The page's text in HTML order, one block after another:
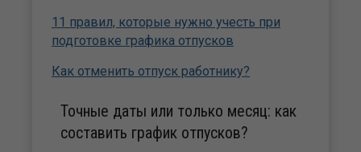
11 правил, которые нужно учесть при
подготовке графика отпусков
Как отменить отпуск работнику?
Точные даты или только месяц: как
составить график отпусков?